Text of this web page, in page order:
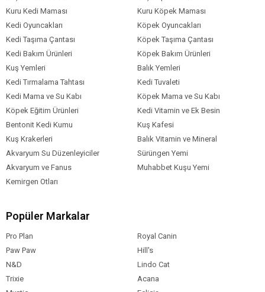
Kuru Kedi Maması
Kuru Köpek Maması
Kedi Oyuncakları
Köpek Oyuncakları
Kedi Taşıma Çantası
Köpek Taşıma Çantası
Kedi Bakım Ürünleri
Köpek Bakım Ürünleri
Kuş Yemleri
Balık Yemleri
Kedi Tırmalama Tahtası
Kedi Tuvaleti
Kedi Mama ve Su Kabı
Köpek Mama ve Su Kabı
Köpek Eğitim Ürünleri
Kedi Vitamin ve Ek Besin
Bentonit Kedi Kumu
Kuş Kafesi
Kuş Krakerleri
Balık Vitamin ve Mineral
Akvaryum Su Düzenleyiciler
Sürüngen Yemi
Akvaryum ve Fanus
Muhabbet Kuşu Yemi
Kemirgen Otları
Popüler Markalar
Pro Plan
Royal Canin
Paw Paw
Hill's
N&D
Lindo Cat
Trixie
Acana